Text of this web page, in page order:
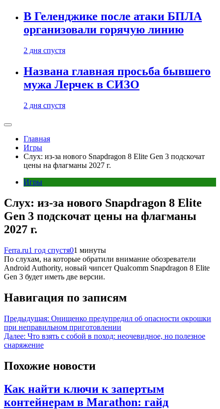
В Геленджике после атаки БПЛА
организовали горячую линию
2 дня спустя
Названа главная просьба бывшего
мужа Лерчек в СИЗО
2 дня спустя
Главная
Игры
Слух: из-за нового Snapdragon 8 Elite Gen 3 подскочат
цены на флагманы 2027 г.
Игры
Слух: из-за нового Snapdragon 8 Elite
Gen 3 подскочат цены на флагманы
2027 г.
Ferra.ru1 год спустя01 минуты
По слухам, на которые обратили внимание обозреватели
Android Authority, новый чипсет Qualcomm Snapdragon 8 Elite
Gen 3 будет иметь две версии.
Навигация по записям
Предыдущая: Онищенко предупредил об опасности окрошки
при неправильном приготовлении
Далее: Что взять с собой в поход: неочевидное, но полезное
снаряжение
Похожие новости
Как найти ключи к запертым
контейнерам в Marathon: гайд